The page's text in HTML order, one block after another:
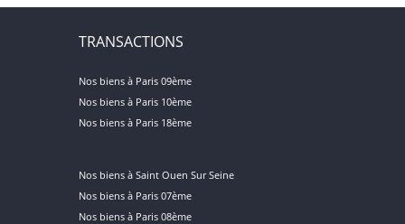
TRANSACTIONS
Nos biens à Paris 09ème
Nos biens à Paris 10ème
Nos biens à Paris 18ème
Nos biens à Saint Ouen Sur Seine
Nos biens à Paris 07ème
Nos biens à Paris 08ème